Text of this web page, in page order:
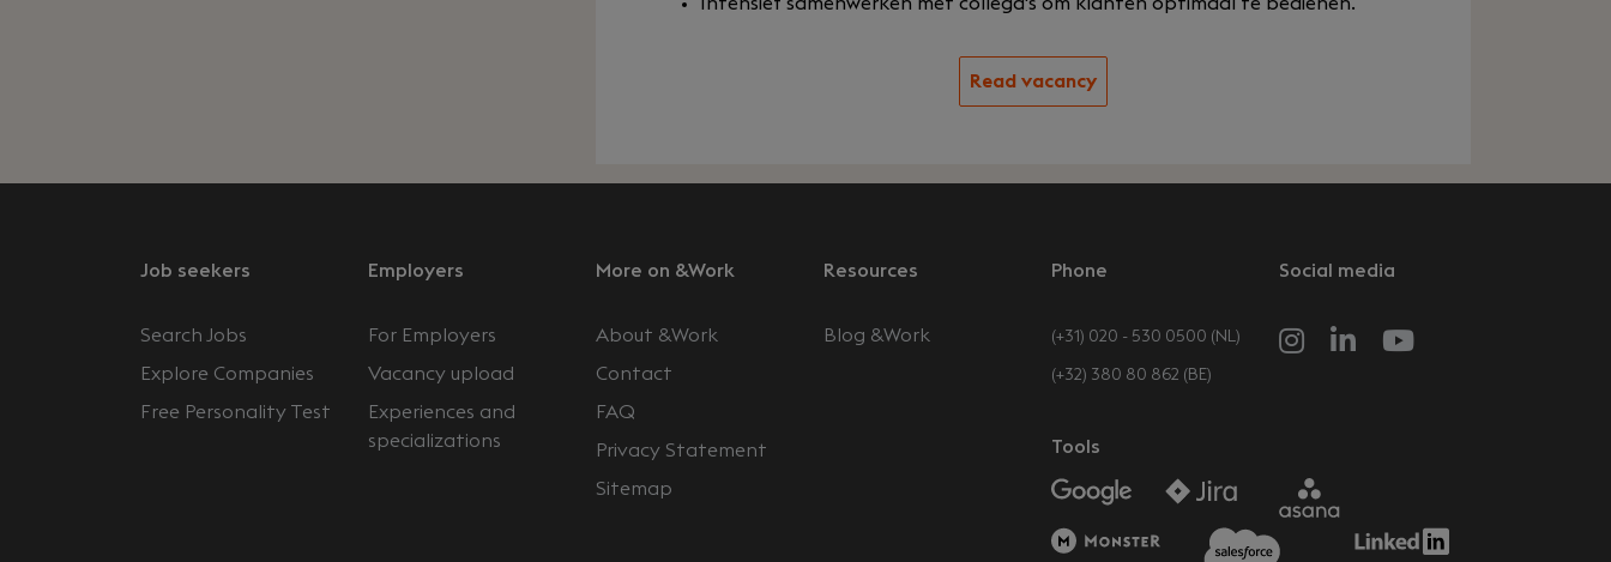
Read vacancy
Job seekers
Search Jobs
Explore Companies
Free Personality Test
Employers
For Employers
Vacancy upload
Experiences and
specializations
More on &Work
About &Work
Contact
FAQ
Privacy Statement
Sitemap
Resources
Blog &Work
Phone
(+31) 020 - 530 0500 (NL)
(+32) 380 80 862 (BE)
Social media
Tools